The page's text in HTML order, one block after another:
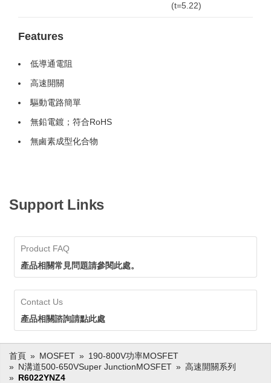
(t=5.22)
Features
低導通電阻
高速開關
驅動電路簡單
無鉛電鍍；符合RoHS
無鹵素成型化合物
Support Links
Product FAQ
產品相關常見問題請參閱此處。
Contact Us
產品相關諮詢請點此處
首頁 MOSFET
190-800V功率MOSFET
N溝道500-650VSuper JunctionMOSFET
高速開關系列
R6022YNZ4